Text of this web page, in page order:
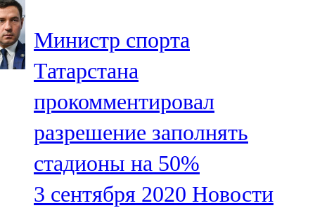
106,1 FM
Түбән Кама
102,6 FM
Чирмешән
107,7 FM
Чистай
Министр спорта
Татарстана
прокомментировал
разрешение заполнять
стадионы на 50%
3 сентября 2020 Новости